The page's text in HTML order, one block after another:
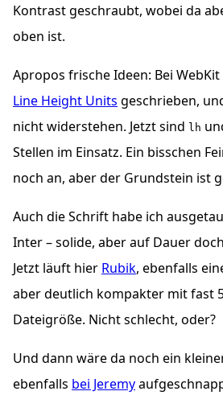
Kontrast geschraubt, wobei da
oben ist.
Apropos frische Ideen: Bei
Line Height Units geschrieben,
nicht widerstehen. Jetzt sind lh
Stellen im Einsatz. Ein bisschen
noch an, aber der Grundstein ist
Auch die Schrift habe ich
Inter – solide, aber auf Dauer
Jetzt läuft hier Rubik, ebenfalls
aber deutlich kompakter mit fast
Dateigröße. Nicht schlecht, oder?
Und dann wäre da noch ein
ebenfalls bei Jeremy